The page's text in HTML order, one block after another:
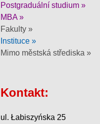
Postgraduální studium »
MBA »
Fakulty »
Instituce »
Mimo městská střediska »
Kontakt:
ul. Łabiszyńska 25